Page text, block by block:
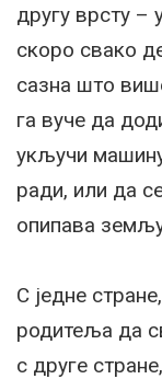
другу врсту –
скоро свако
сазна што
га вуче да
укључи
ради, или да
опипава
С једне
родитеља да
с друге